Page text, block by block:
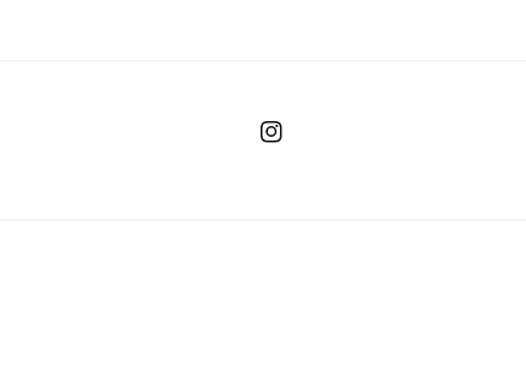
Instagram